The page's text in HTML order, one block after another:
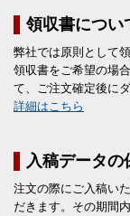
領収書につい
弊社では原則として
領収書をご希望の場
て、ご注文確定後に
詳細はこちら
入稿データの
注文の際にご入稿い
だきます。その期間